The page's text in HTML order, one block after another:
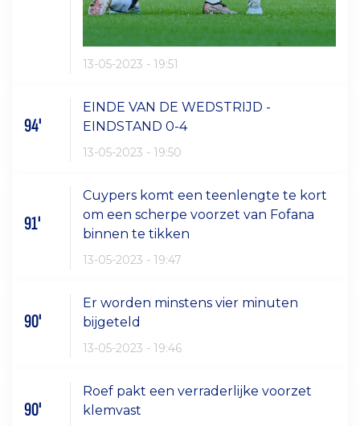
13-05-2023 - 19:51
94'
EINDE VAN DE WEDSTRIJD -
EINDSTAND 0-4
13-05-2023 - 19:50
91'
Cuypers komt een teenlengte te kort
om een scherpe voorzet van Fofana
binnen te tikken
13-05-2023 - 19:47
90'
Er worden minstens vier minuten
bijgeteld
13-05-2023 - 19:46
90'
Roef pakt een verraderlijke voorzet
klemvast